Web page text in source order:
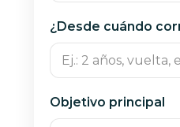
¿Desde cuándo
Objetivo principal